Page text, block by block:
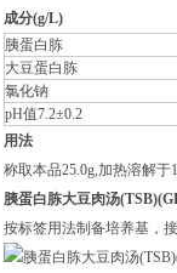
成分(g/L)
胰蛋白胨
大豆蛋白胨
氯化钠
pH值7.2±0.2
用法
称取本品25.0g,加热溶解
胰蛋白胨大豆肉汤
按标签用法制备培养基，